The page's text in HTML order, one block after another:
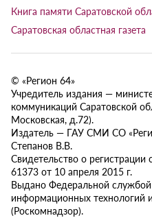
Книга памяти Саратовской
Саратовская областная газета
© «Регион 64»
Учредитель издания —
коммуникаций Саратовской
Московская, д.72).
Издатель — ГАУ СМИ СО
Степанов В.В.
Свидетельство о
61373 от 10 апреля 2015 г.
Выдано Федеральной службой
информационных технологий
(Роскомнадзор).